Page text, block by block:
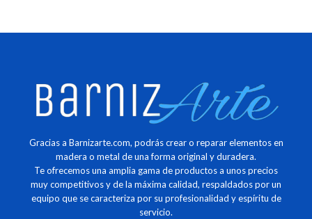
Gracias a Barnizarte.com, podrás crear o reparar elementos en
madera o metal de una forma original y duradera.
Te ofrecemos una amplia gama de productos a unos precios
muy competitivos y de la máxima calidad, respaldados por un
equipo que se caracteriza por su profesionalidad y espíritu de
servicio.